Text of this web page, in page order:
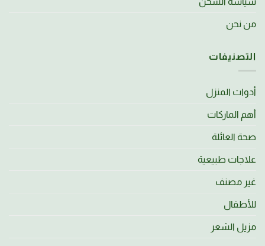
من نحن
التصنيفات
أدوات المنزل
أهم الماركات
صحة العائلة
علاجات طبيعية
غير مصنف
للأطفال
مزيل الشعر